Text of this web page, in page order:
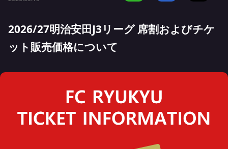
2026/27明治安田J3リーグ 席割およびチケ
ット販売価格について